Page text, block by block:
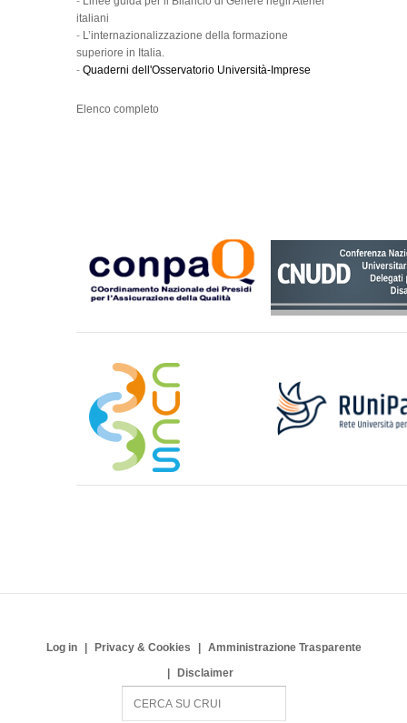
italiani
- L’internazionalizzazione della formazione
superiore in Italia.
- Quaderni dell'Osservatorio Università-Imprese
Elenco completo
Log in Privacy & Cookies
Amministrazione Trasparente
Disclaimer